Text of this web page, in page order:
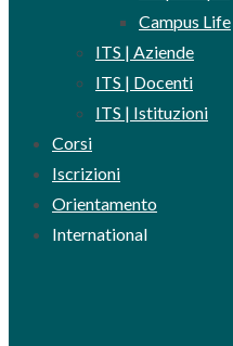
Campus Life
ITS | Aziende
ITS | Docenti
ITS | Istituzioni
Corsi
Iscrizioni
Orientamento
International